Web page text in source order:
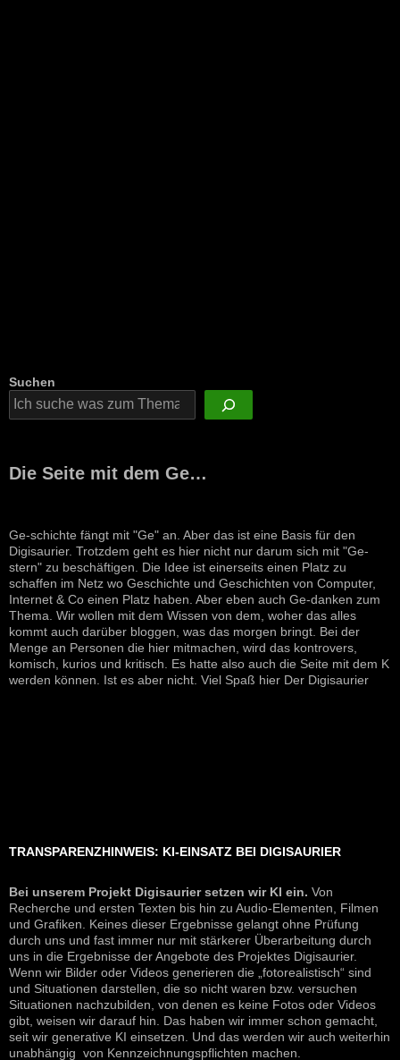
Suchen
Die Seite mit dem Ge…
Ge-schichte fängt mit "Ge" an. Aber das ist eine Basis für den
Digisaurier. Trotzdem geht es hier nicht nur darum sich mit "Ge-
stern" zu beschäftigen. Die Idee ist einerseits einen Platz zu
schaffen im Netz wo Geschichte und Geschichten von Computer,
Internet & Co einen Platz haben. Aber eben auch Ge-danken zum
Thema. Wir wollen mit dem Wissen von dem, woher das alles
kommt auch darüber bloggen, was das morgen bringt. Bei der
Menge an Personen die hier mitmachen, wird das kontrovers,
komisch, kurios und kritisch. Es hatte also auch die Seite mit dem K
werden können. Ist es aber nicht. Viel Spaß hier Der Digisaurier
TRANSPARENZHINWEIS: KI-EINSATZ BEI DIGISAURIER
Bei unserem Projekt Digisaurier setzen wir KI ein. Von
Recherche und ersten Texten bis hin zu Audio-Elementen, Filmen
und Grafiken. Keines dieser Ergebnisse gelangt ohne Prüfung
durch uns und fast immer nur mit stärkerer Überarbeitung durch
uns in die Ergebnisse der Angebote des Projektes Digisaurier.
Wenn wir Bilder oder Videos generieren die „fotorealistisch“ sind
und Situationen darstellen, die so nicht waren bzw. versuchen
Situationen nachzubilden, von denen es keine Fotos oder Videos
gibt, weisen wir darauf hin. Das haben wir immer schon gemacht,
seit wir generative KI einsetzen. Und das werden wir auch weiterhin
unabhängig von Kennzeichnungspflichten machen.